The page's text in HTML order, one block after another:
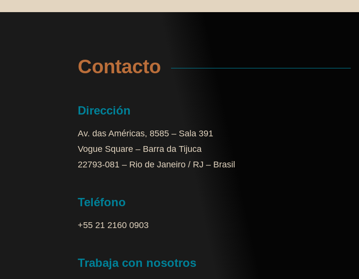
Contacto
Dirección
Av. das Américas, 8585 – Sala 391
Vogue Square – Barra da Tijuca
22793-081 – Rio de Janeiro / RJ – Brasil
Teléfono
+55 21 2160 0903‬
Trabaja con nosotros